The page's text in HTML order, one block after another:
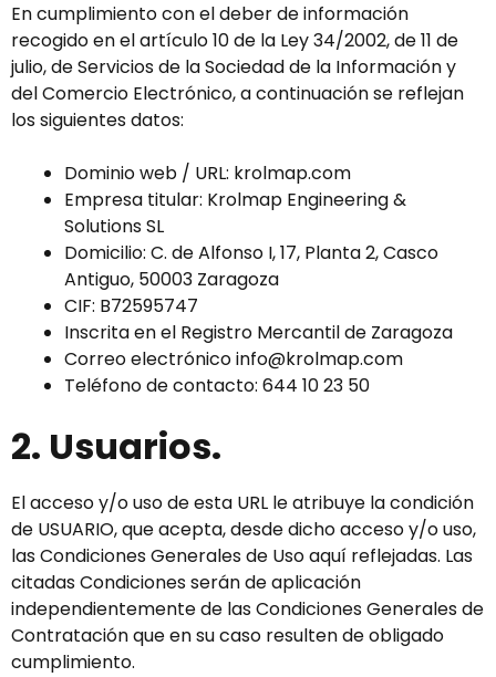
En cumplimiento con el deber de información
recogido en el artículo 10 de la Ley 34/2002, de 11 de
julio, de Servicios de la Sociedad de la Información y
del Comercio Electrónico, a continuación se reflejan
los siguientes datos:
Dominio web / URL: krolmap.com
Empresa titular: Krolmap Engineering &
Solutions SL
Domicilio: C. de Alfonso I, 17, Planta 2, Casco
Antiguo, 50003 Zaragoza
CIF: B72595747
Inscrita en el Registro Mercantil de Zaragoza
Correo electrónico info@krolmap.com
Teléfono de contacto: 644 10 23 50
2. Usuarios.
El acceso y/o uso de esta URL le atribuye la condición
de USUARIO, que acepta, desde dicho acceso y/o uso,
las Condiciones Generales de Uso aquí reflejadas. Las
citadas Condiciones serán de aplicación
independientemente de las Condiciones Generales de
Contratación que en su caso resulten de obligado
cumplimiento.